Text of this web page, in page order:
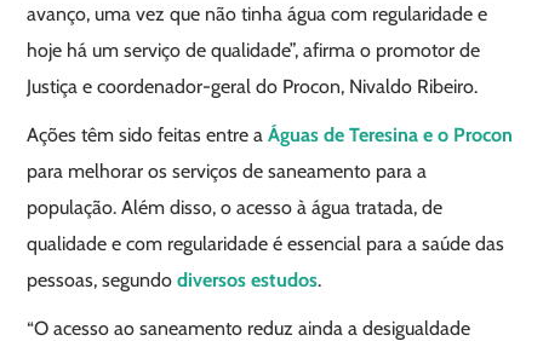
avanço, uma vez que não tinha água com regularidade e
hoje há um serviço de qualidade”, afirma o promotor de
Justiça e coordenador-geral do Procon, Nivaldo Ribeiro.
Ações têm sido feitas entre aÁguas de Teresina e o Procon
para melhorar os serviços de saneamento para a
população. Além disso, o acesso à água tratada, de
qualidade e com regularidade é essencial para a saúde das
pessoas, segundodiversos estudos.
“O acesso ao saneamento reduz ainda a desigualdade